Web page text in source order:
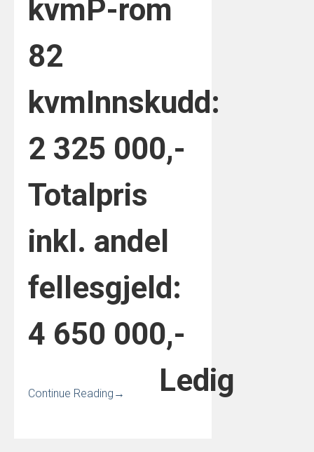
kvmP-rom
82
kvmInnskudd:
2 325 000,-
Totalpris
inkl. andel
fellesgjeld:
4 650 000,-
Ledig
Continue Reading →